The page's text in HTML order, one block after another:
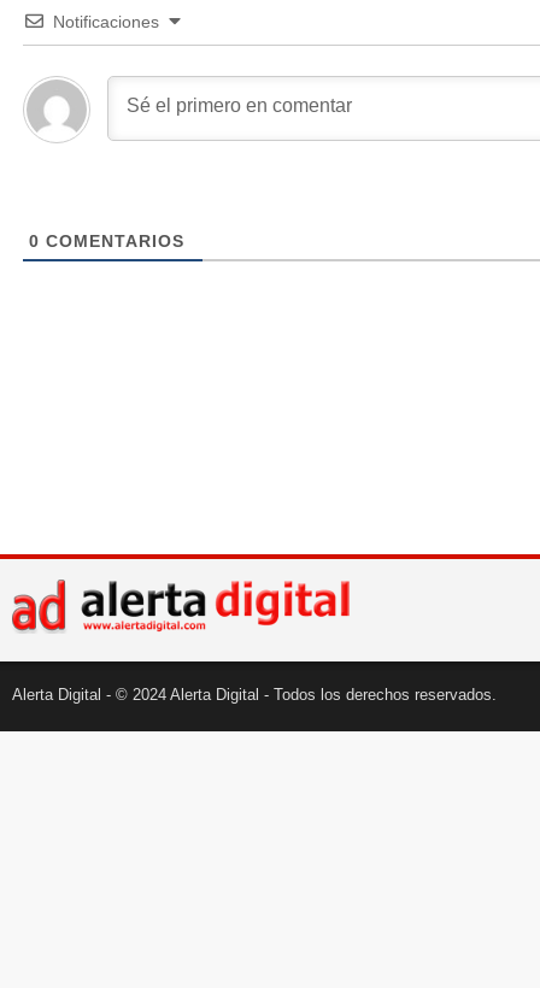
Notificaciones
0 COMENTARIOS
Alerta Digital - © 2024 Alerta Digital - Todos los derechos reservados.